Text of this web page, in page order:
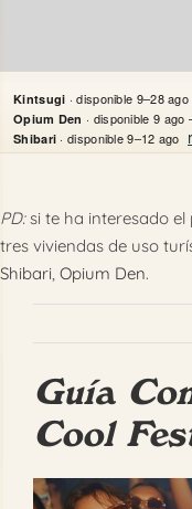
Kintsugi · disponible 9–28 ago
Opium Den · disponible 9 ago
Shibari · disponible 9–12 ago
al
contenido
PD:si te ha interesado el
tres viviendas de uso
Shibari, Opium Den.
Guía
Cool
Ver